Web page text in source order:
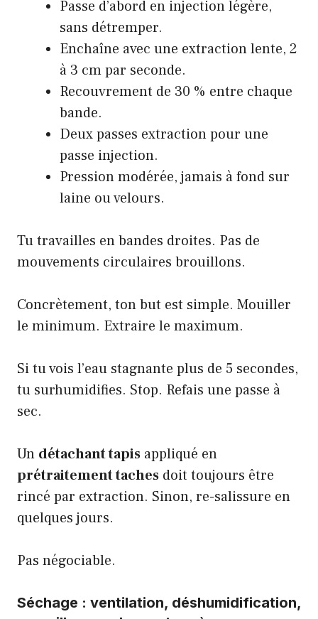
Passe d’abord en injection légère,
sans détremper.
Enchaîne avec une extraction lente, 2
à 3 cm par seconde.
Recouvrement de 30 % entre chaque
bande.
Deux passes extraction pour une
passe injection.
Pression modérée, jamais à fond sur
laine ou velours.
Tu travailles en bandes droites. Pas de
mouvements circulaires brouillons.
Concrètement, ton but est simple. Mouiller
le minimum. Extraire le maximum.
Si tu vois l’eau stagnante plus de 5 secondes,
tu surhumidifies. Stop. Refais une passe à
sec.
Un détachant tapis appliqué en
prétraitement taches doit toujours être
rincé par extraction. Sinon, re-salissure en
quelques jours.
Pas négociable.
Séchage : ventilation, déshumidification,